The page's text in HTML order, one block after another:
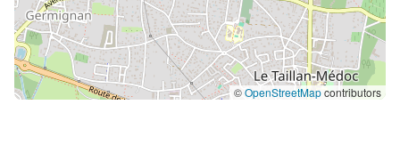
©OpenStreetMapcontributors